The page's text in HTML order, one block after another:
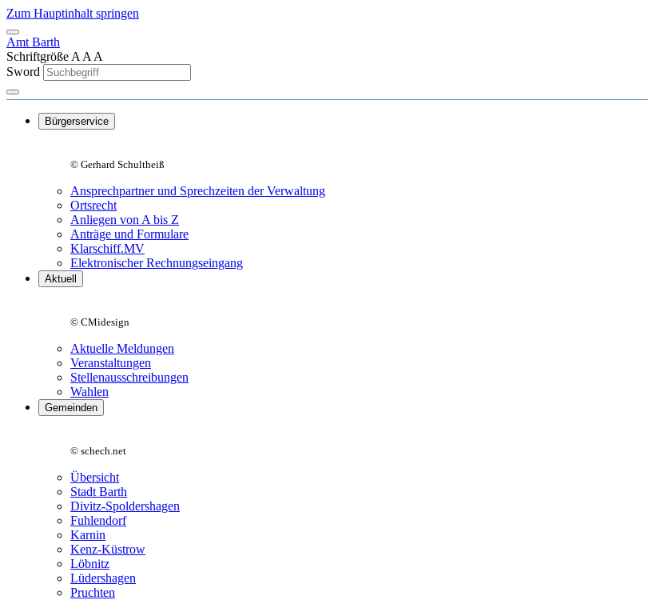
Zum Hauptinhalt springen
Amt Barth
Schriftgröße A A A
Sword
Bürgerservice
© Gerhard Schultheiß
Ansprechpartner und Sprechzeiten der Verwaltung
Ortsrecht
Anliegen von A bis Z
Anträge und Formulare
Klarschiff.MV
Elektronischer Rechnungseingang
Aktuell
© CMidesign
Aktuelle Meldungen
Veranstaltungen
Stellenausschreibungen
Wahlen
Gemeinden
© schech.net
Übersicht
Stadt Barth
Divitz-Spoldershagen
Fuhlendorf
Karnin
Kenz-Küstrow
Löbnitz
Lüdershagen
Pruchten